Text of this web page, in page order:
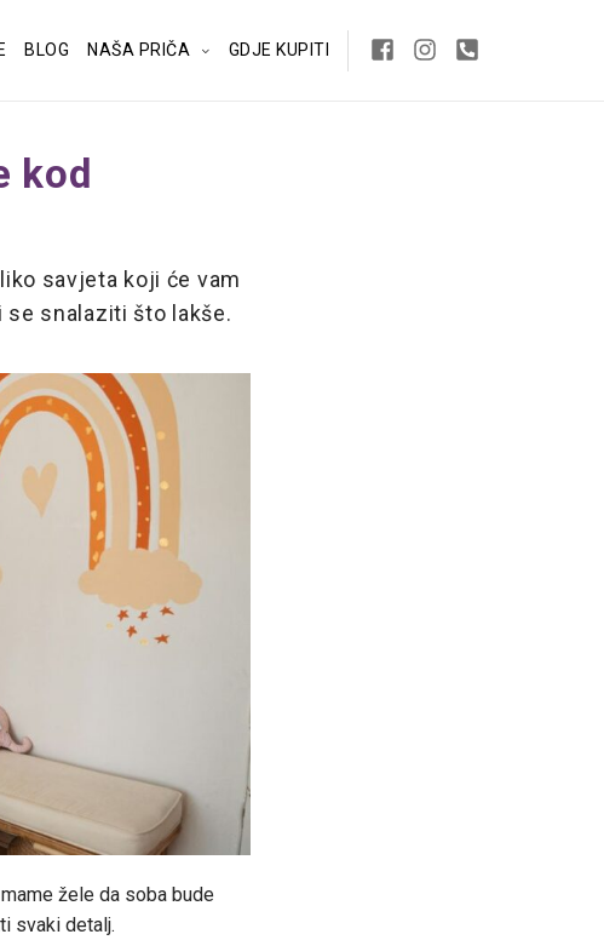
BLOG NAŠA PRIČA GDJE KUPITI
kod
savjeta koji će vam
se snalaziti što lakše.
žele da soba bude
svaki detalj.